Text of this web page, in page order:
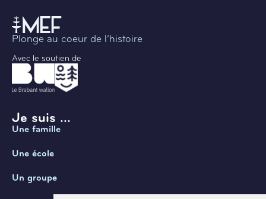
Plonge au coeur de l’histoire
Avec le soutien de
Je suis ...
Une famille
Une école
Un groupe